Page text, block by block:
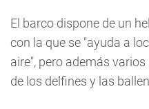
El barco dispone de un
con la que se "ayuda a
aire", pero además
de los delfines y las